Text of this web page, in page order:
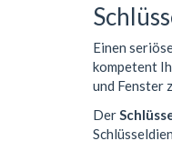
Einen
kompetent
und Fenster
Der